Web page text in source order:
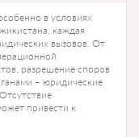
в условиях
каждая
вызовов. От
разрешение споров
– юридические
привести к